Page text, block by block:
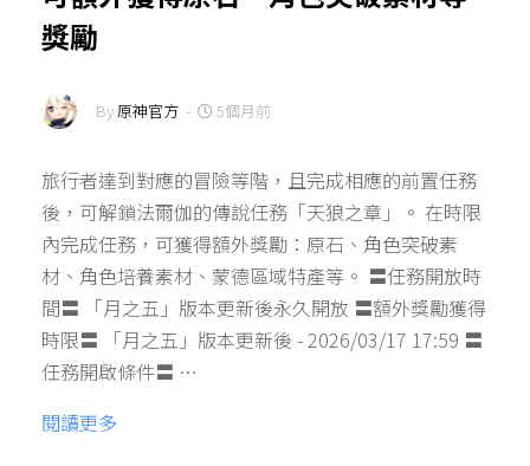
獎勵
By原神官方 - 5個月前
旅行者達到對應的冒險等階，且完成相應的前置任務
後，可解鎖法爾伽的傳說任務「天狼之章」。 在時限
內完成任務，可獲得額外獎勵：原石、角色突破素
材、角色培養素材、蒙德區域特產等。 〓任務開放時
間〓 「月之五」版本更新後永久開放 〓額外獎勵獲得
時限〓 「月之五」版本更新後 - 2026/03/17 17:59 〓
任務開啟條件〓 …
閱讀更多